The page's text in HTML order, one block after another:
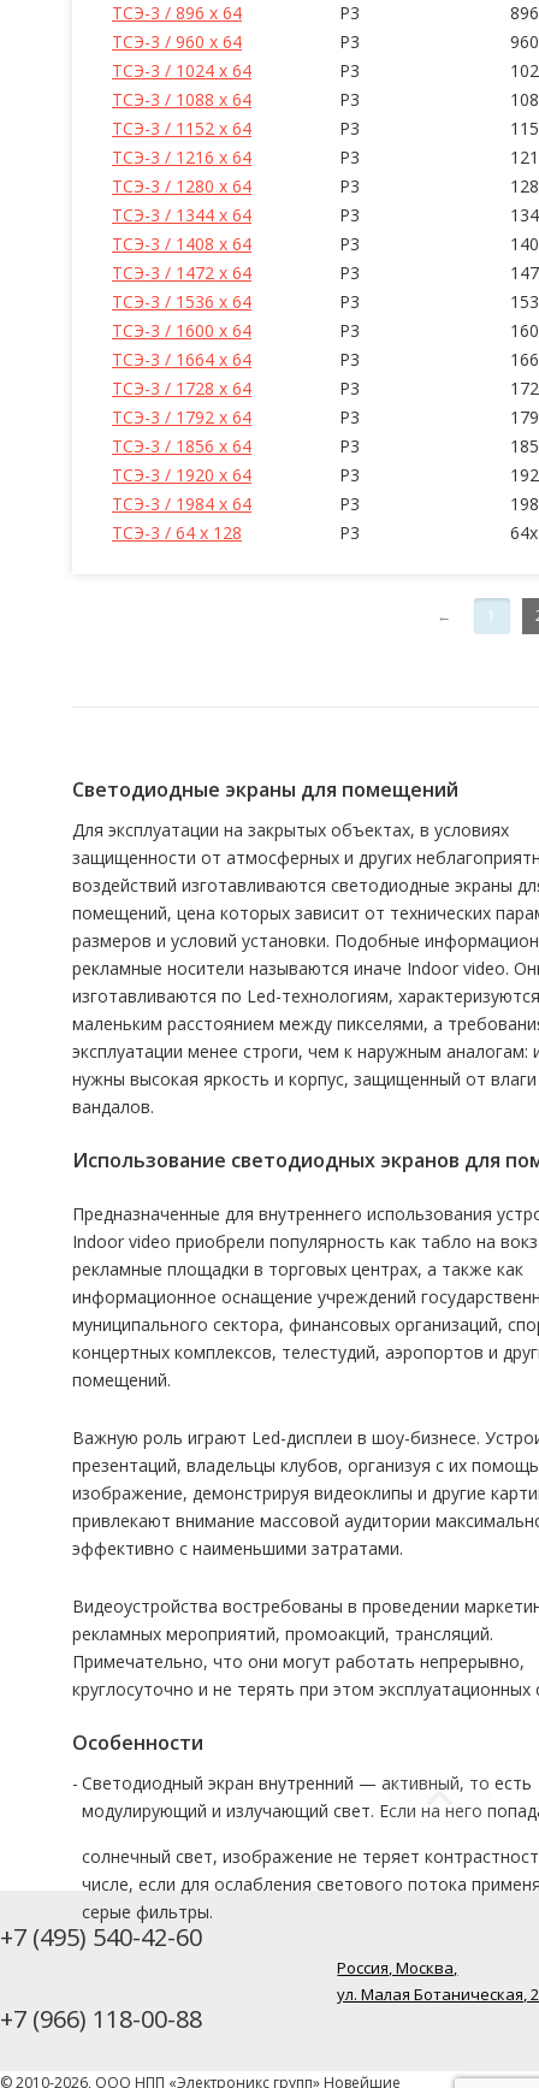
ТСЭ-3 / 896 x 64
P3
ТСЭ-3 / 960 x 64
P3
ТСЭ-3 / 1024 x 64
P3
ТСЭ-3 / 1088 x 64
P3
ТСЭ-3 / 1152 x 64
P3
ТСЭ-3 / 1216 x 64
P3
ТСЭ-3 / 1280 x 64
P3
ТСЭ-3 / 1344 x 64
P3
ТСЭ-3 / 1408 x 64
P3
ТСЭ-3 / 1472 x 64
P3
ТСЭ-3 / 1536 x 64
P3
ТСЭ-3 / 1600 x 64
P3
ТСЭ-3 / 1664 x 64
P3
ТСЭ-3 / 1728 x 64
P3
ТСЭ-3 / 1792 x 64
P3
ТСЭ-3 / 1856 x 64
P3
ТСЭ-3 / 1920 x 64
P3
ТСЭ-3 / 1984 x 64
P3
ТСЭ-3 / 64 x 128
P3
← 1
Светодиодные экраны для помещений
Для эксплуатации на закрытых объектах, в условиях
защищенности от атмосферных и других
воздействий изготавливаются светодиодные экраны
помещений, цена которых зависит от технических
размеров и условий установки. Подобные
рекламные носители называются иначе Indoor video.
изготавливаются по Led-технологиям, характеризуются
маленьким расстоянием между пикселями, а
эксплуатации менее строги, чем к наружным аналогам:
нужны высокая яркость и корпус, защищенный от
вандалов.
Использование светодиодных экранов для
Предназначенные для внутреннего использования
Indoor video приобрели популярность как табло на
рекламные площадки в торговых центрах, а также как
информационное оснащение учреждений
муниципального сектора, финансовых организаций,
концертных комплексов, телестудий, аэропортов и
помещений.
Важную роль играют Led-дисплеи в шоу-бизнесе.
презентаций, владельцы клубов, организуя с их
изображение, демонстрируя видеоклипы и другие
привлекают внимание массовой аудитории
эффективно с наименьшими затратами.
Видеоустройства востребованы в проведении
рекламных мероприятий, промоакций, трансляций.
Примечательно, что они могут работать непрерывно,
круглосуточно и не терять при этом эксплуатационных
Особенности
Светодиодный экран внутренний — активный, то есть
модулирующий и излучающий свет. Если на него
+7 (495) 540-42-60
+7 (966) 118-00-88
Россия, Москва,
ул. Малая Ботаническая,
© 2010-2026, ООО НПП «Электроникс групп» Новейшие